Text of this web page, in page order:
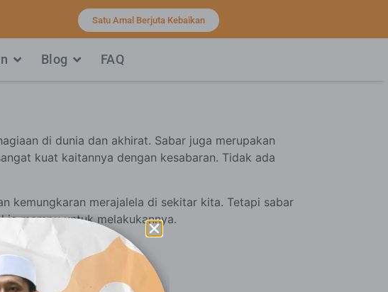
Satu Amal Berjuta Kebaikan
Blog FAQ
di dunia dan akhirat. Sabar juga merupakan
kuat kaitannya dengan kesabaran. Tidak ada
kemungkaran merajalela di sekitar kita. Tetapi sabar
ia mampu untuk melakukannya.